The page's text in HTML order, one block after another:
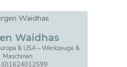
Waidhas
& USA – Werkzeuge &
Maschinen